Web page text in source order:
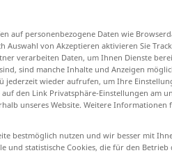
auf personenbezogene Daten wie
Auswahl von Akzeptieren aktivieren Sie
verarbeiten Daten, um Ihnen Dienste
sind manche Inhalte und Anzeigen
jederzeit wieder aufrufen, um Ihre
den Link Privatsphäre-Einstellungen am
unseres Website. Weitere Informationen
bestmöglich nutzen und wir besser mit
statistische Cookies, die für den Betrieb